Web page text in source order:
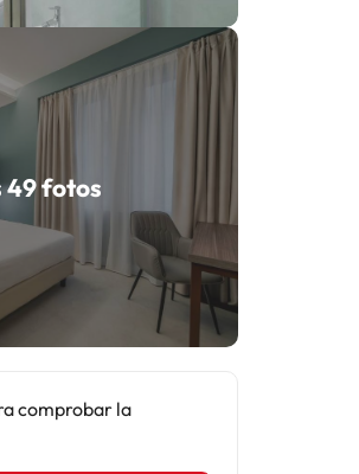
49 fotos
comprobar la